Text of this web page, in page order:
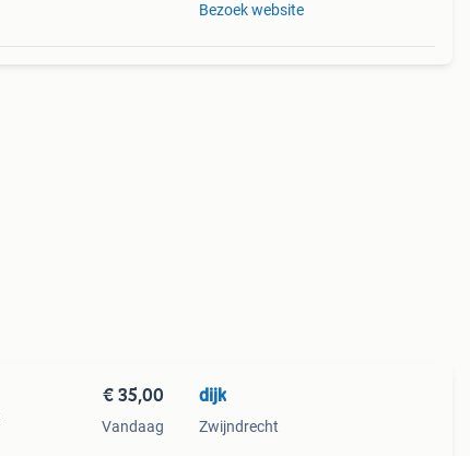
Bezoek website
€ 35,00
Vandaag
dijk
Zwijndrecht